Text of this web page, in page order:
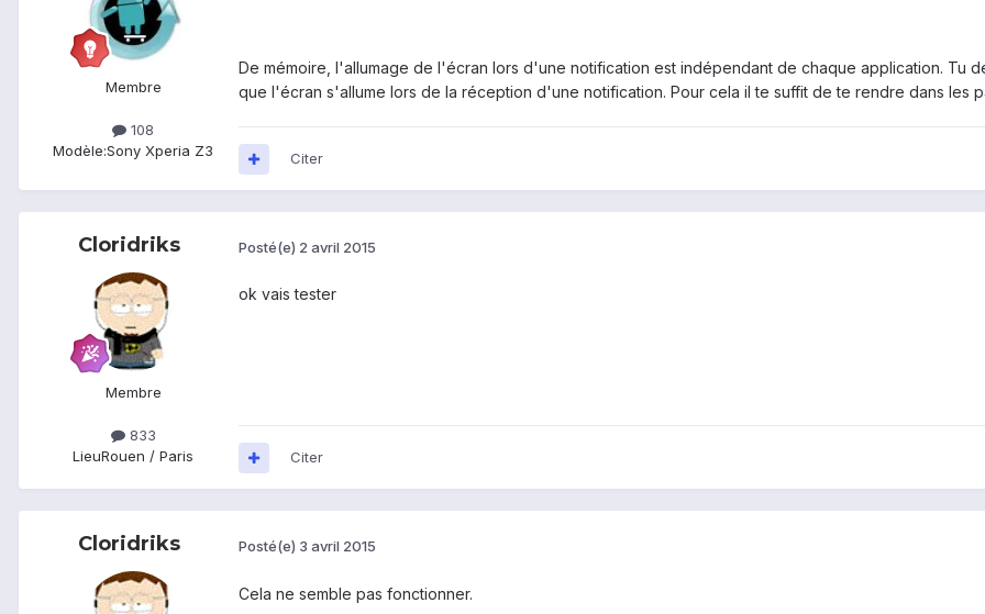
Membre
108
Modèle:Sony Xperia Z3
De mémoire, l'allumage de l'écran lors d'une notification est indépendant de chaque application. Tu
que l'écran s'allume lors de la réception d'une notification. Pour cela il te suffit de te rendre dans les
Citer
Cloridriks
Membre
833
LieuRouen / Paris
Posté(e) 2 avril 2015
ok vais tester
Citer
Cloridriks Posté(e) 3 avril 2015
Cela ne semble pas fonctionner.